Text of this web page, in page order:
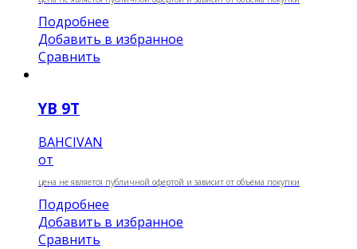
Подробнее
Добавить в избранное
Сравнить
YB 9Т
BAHCIVAN
от
цена не является публичной офертой и зависит от объёма покупки
Подробнее
Добавить в избранное
Сравнить